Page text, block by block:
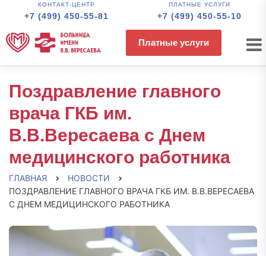
КОНТАКТ-ЦЕНТР
+7 (499) 450-55-81
ПЛАТНЫЕ УСЛУГИ
+7 (499) 450-55-10
Платные услуги
Поздравление главного
врача ГКБ им.
В.В.Вересаева с Днем
медицинского работника
ГЛАВНАЯ
НОВОСТИ
ПОЗДРАВЛЕНИЕ ГЛАВНОГО ВРАЧА ГКБ ИМ. В.В.ВЕРЕСАЕВА
С ДНЕМ МЕДИЦИНСКОГО РАБОТНИКА